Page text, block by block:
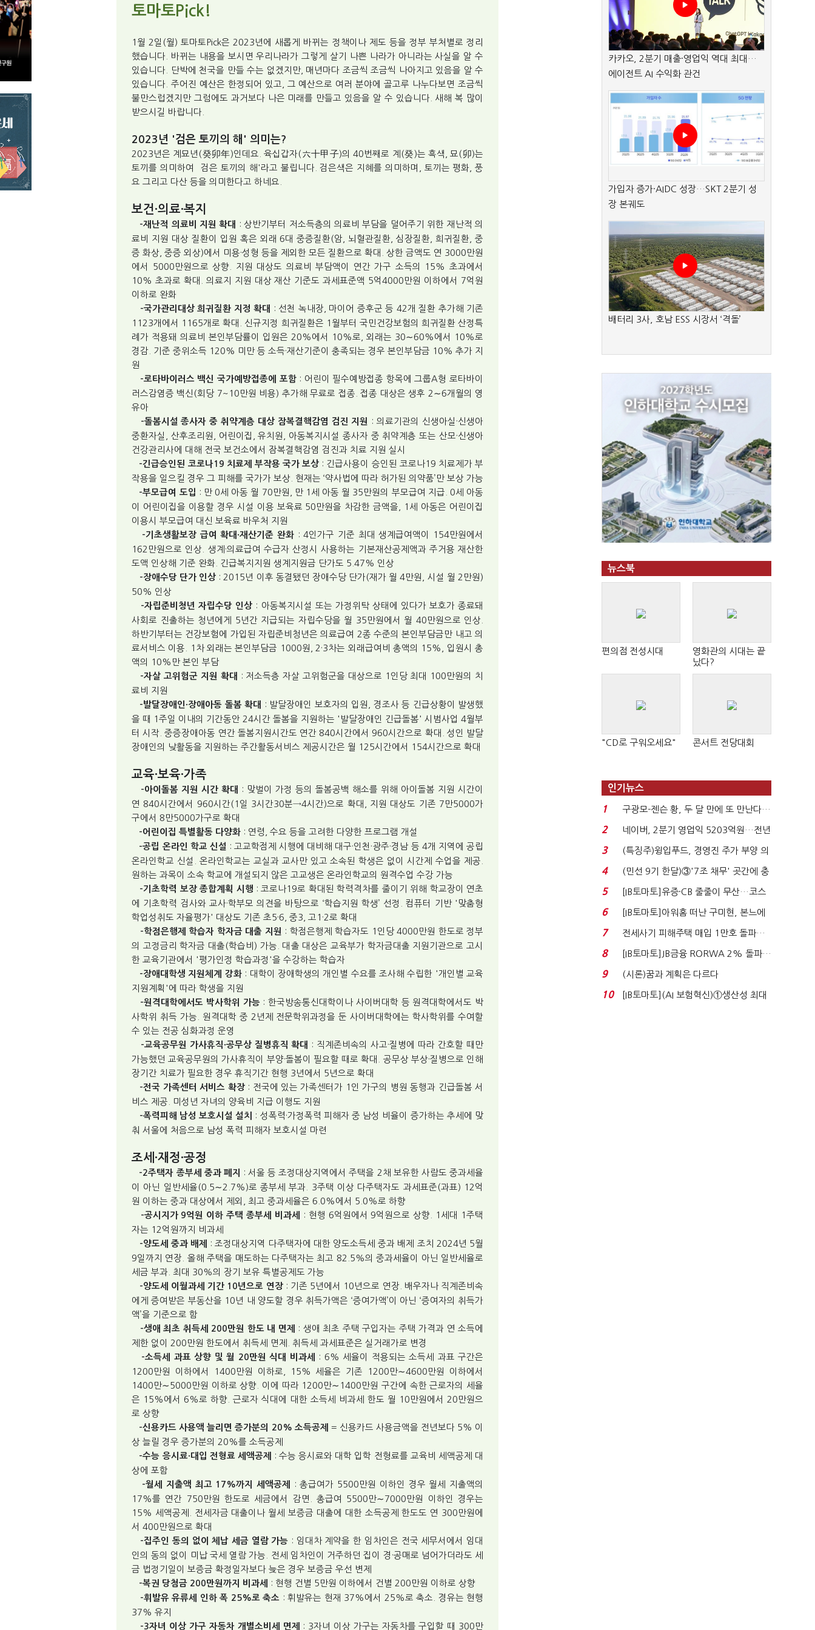
토마토Pick!
1월 2일(월) 토마토Pick은 2023년에 새롭게 바뀌는 정책이나 제도 등을 정부 부처별로 정리
했습니다. 바뀌는 내용을 보시면 우리나라가 그렇게 살기 나쁜 나라가 아니라는 사실을 알 수
있습니다. 단박에 천국을 만들 수는 없겠지만, 매년마다 조금씩 조금씩 나아지고 있음을 알 수
있습니다. 주어진 예산은 한정되어 있고, 그 예산으로 여러 분야에 골고루 나누다보면 조금씩
불만스럽겠지만 그럼에도 과거보다 나은 미래를 만들고 있음을 알 수 있습니다. 새해 복 많이
받으시길 바랍니다.
2023년 '검은 토끼의 해' 의미는?
2023년은 계묘년(癸卯年)인데요. 육십갑자(六十甲子)의 40번째로 계(癸)는 흑색, 묘(卯)는
토끼를 의미하여 `검은 토끼의 해'라고 불립니다. 검은색은 지혜를 의미하며, 토끼는 평화, 풍
요 그리고 다산 등을 의미한다고 하네요.
보건·의료·복지
-재난적 의료비 지원 확대
: 상반기부터 저소득층의 의료비 부담을 덜어주기 위한 재난적 의
료비 지원 대상 질환이 입원 혹은 외래 6대 중증질환(암, 뇌혈관질환, 심장질환, 희귀질환, 중
증 화상, 중증 외상)에서 미용·성형 등을 제외한 모든 질환으로 확대. 상한 금액도 연 3000만원
에서 5000만원으로 상향. 지원 대상도 의료비 부담액이 연간 가구 소득의 15% 초과에서
10% 초과로 확대. 의료지 지원 대상 재산 기준도 과세표준액 5억4000만원 이하에서 7억원
이하로 완화
-국가관리대상 희귀질환 지정 확대
: 선천 녹내장, 마이어 증후군 등 42개 질환 추가해 기존
1123개에서 1165개로 확대. 신규지정 희귀질환은 1월부터 국민건강보험의 희귀질환 산정특
례가 적용돼 의료비 본인부담률이 입원은 20%에서 10%로, 외래는 30∼60%에서 10%로
경감. 기준 중위소득 120% 미만 등 소득·재산기준이 충족되는 경우 본인부담금 10% 추가 지
원
-로타바이러스 백신 국가예방접종에 포함: 어린이 필수예방접종 항목에 그룹A형 로타바이
러스감염증 백신(회당 7~10만원 비용) 추가해 무료로 접종. 접종 대상은 생후 2∼6개월의 영
유아
-돌봄시설 종사자 중 취약계층 대상 잠복결핵감염 검진 지원
: 의료기관의 신생아실·신생아
중환자실, 산후조리원, 어린이집, 유치원, 아동복지시설 종사자 중 취약계층 또는 산모·신생아
건강관리사에 대해 전국 보건소에서 잠복결핵감염 검진과 치료 지원 실시
-긴급승인된 코로나19 치료제 부작용 국가 보상 : 긴급사용이 승인된 코로나19 치료제가 부
작용을 일으킬 경우 그 피해를 국가가 보상. 현재는 ‘약사법에 따라 허가된 의약품’만 보상 가능
-부모급여 도입 : 만 0세 아동 월 70만원, 만 1세 아동 월 35만원의 부모급여 지급. 0세 아동
이 어린이집을 이용할 경우 시설 이용 보육료 50만원을 차감한 금액을, 1세 아동은 어린이집
이용시 부모급여 대신 보육료 바우처 지원
-기초생활보장 급여 확대·재산기준 완화 : 4인가구 기준 최대 생계급여액이 154만원에서
162만원으로 인상. 생계·의료급여 수급자 산정시 사용하는 기본재산공제액과 주거용 재산한
도액 인상해 기준 완화. 긴급복지지원 생계지원금 단가도 5.47% 인상
-장애수당 단가 인상: 2015년 이후 동결됐던 장애수당 단가(재가 월 4만원, 시설 월 2만원)
50% 인상
-자립준비청년 자립수당 인상 : 아동복지시설 또는 가정위탁 상태에 있다가 보호가 종료돼
사회로 진출하는 청년에게 5년간 지급되는 자립수당을 월 35만원에서 월 40만원으로 인상.
하반기부터는 건강보험에 가입된 자립준비청년은 의료급여 2종 수준의 본인부담금만 내고 의
료서비스 이용. 1차 외래는 본인부담금 1000원, 2·3차는 외래급여비 총액의 15%, 입원시 총
액의 10%만 본인 부담
-자살 고위험군 지원 확대
: 저소득층 자살 고위험군을 대상으로 1인당 최대 100만원의 치
료비 지원
-발달장애인·장애아동 돌봄 확대
: 발달장애인 보호자의 입원, 경조사 등 긴급상황이 발생했
을 때 1주일 이내의 기간동안 24시간 돌봄을 지원하는 '발달장애인 긴급돌봄' 시범사업 4월부
터 시작. 중증장애아동 연간 돌봄지원시간도 연간 840시간에서 960시간으로 확대. 성인 발달
장애인의 낮활동을 지원하는 주간활동서비스 제공시간은 월 125시간에서 154시간으로 확대
교육·보육·가족
-아이돌봄 지원 시간 확대
: 맞벌이 가정 등의 돌봄공백 해소를 위해 아이돌봄 지원 시간이
연 840시간에서 960시간(1일 3시간30분→4시간)으로 확대, 지원 대상도 기존 7만5000가
구에서 8만5000가구로 확대
-어린이집 특별활동 다양화 : 연령, 수요 등을 고려한 다양한 프로그램 개설
-공립 온라인 학교 신설 : 고교학점제 시행에 대비해 대구·인천·광주·경남 등 4개 지역에 공립
온라인학교 신설. 온라인학교는 교실과 교사만 있고 소속된 학생은 없이 시간제 수업을 제공.
원하는 과목이 소속 학교에 개설되지 않은 고교생은 온라인학교의 원격수업 수강 가능
-기초학력 보장 종합계획 시행 : 코로나19로 확대된 학력격차를 줄이기 위해 학교장이 연초
에 기초학력 검사와 교사·학부모 의견을 바탕으로 ‘학습지원 학생’ 선정. 컴퓨터 기반 '맞춤형
학업성취도 자율평가' 대상도 기존 초5·6, 중3, 고1·2로 확대
-학점은행제 학습자 학자금 대출 지원
: 학점은행제 학습자도 1인당 4000만원 한도로 정부
의 고정금리 학자금 대출(학습비) 가능. 대출 대상은 교육부가 학자금대출 지원기관으로 고시
한 교육기관에서 '평가인정 학습과정'을 수강하는 학습자
-장애대학생 지원체계 강화 : 대학이 장애학생의 개인별 수요를 조사해 수립한 '개인별 교육
지원계획'에 따라 학생을 지원
-원격대학에서도 박사학위 가능: 한국방송통신대학이나 사이버대학 등 원격대학에서도 박
사학위 취득 가능. 원격대학 중 2년제 전문학위과정을 둔 사이버대학에는 학사학위를 수여할
수 있는 전공 심화과정 운영
-교육공무원 가사휴직·공무상 질병휴직 확대
: 직계존비속의 사고·질병에 따라 간호할 때만
가능했던 교육공무원의 가사휴직이 부양·돌봄이 필요할 때로 확대. 공무상 부상·질병으로 인해
장기간 치료가 필요한 경우 휴직기간 현행 3년에서 5년으로 확대
-전국 가족센터 서비스 확장: 전국에 있는 가족센터가 1인 가구의 병원 동행과 긴급돌봄 서
비스 제공. 미성년 자녀의 양육비 지급 이행도 지원
-폭력피해 남성 보호시설 설치
: 성폭력·가정폭력 피해자 중 남성 비율이 증가하는 추세에 맞
춰 서울에 처음으로 남성 폭력 피해자 보호시설 마련
조세·재정·공정
-2주택자 종부세 중과 폐지
: 서울 등 조정대상지역에서 주택을 2채 보유한 사람도 중과세율
이 아닌 일반세율(0.5∼2.7%)로 종부세 부과. 3주택 이상 다주택자도 과세표준(과표) 12억
원 이하는 중과 대상에서 제외, 최고 중과세율은 6.0%에서 5.0%로 하향
-공시지가 9억원 이하 주택 종부세 비과세
: 현행 6억원에서 9억원으로 상향. 1세대 1주택
자는 12억원까지 비과세
-양도세 중과 배제
: 조정대상지역 다주택자에 대한 양도소득세 중과 배제 조치 2024년 5월
9일까지 연장. 올해 주택을 매도하는 다주택자는 최고 82.5%의 중과세율이 아닌 일반세율로
세금 부과. 최대 30%의 장기 보유 특별공제도 가능
-양도세 이월과세 기간 10년으로 연장: 기존 5년에서 10년으로 연장. 배우자나 직계존비속
에게 증여받은 부동산을 10년 내 양도할 경우 취득가액은 ‘증여가액’이 아닌 ‘증여자의 취득가
액’을 기준으로 함
-생애 최초 취득세 200만원 한도 내 면제
: 생애 최초 주택 구입자는 주택 가격과 연 소득에
제한 없이 200만원 한도에서 취득세 면제. 취득세 과세표준은 실거래가로 변경
-소득세 과표 상향 및 월 20만원 식대 비과세
: 6% 세율이 적용되는 소득세 과표 구간은
1200만원 이하에서 1400만원 이하로, 15% 세율은 기존 1200만∼4600만원 이하에서
1400만∼5000만원 이하로 상향. 이에 따라 1200만∼1400만원 구간에 속한 근로자의 세율
은 15%에서 6%로 하향. 근로자 식대에 대한 소득세 비과세 한도 월 10만원에서 20만원으
로 상향
-신용카드 사용액 늘리면 증가분의 20% 소득공제
= 신용카드 사용금액을 전년보다 5% 이
상 늘릴 경우 증가분의 20%를 소득공제
-수능 응시료·대입 전형료 세액공제
: 수능 응시료와 대학 입학 전형료를 교육비 세액공제 대
상에 포함
-월세 지출액 최고 17%까지 세액공제
: 총급여가 5500만원 이하인 경우 월세 지출액의
17%를 연간 750만원 한도로 세금에서 감면. 총급여 5500만∼7000만원 이하인 경우는
15% 세액공제. 전세자금 대출이나 월세 보증금 대출에 대한 소득공제 한도도 연 300만원에
서 400만원으로 확대
-집주인 동의 없이 체납 세금 열람 가능 : 임대차 계약을 한 임차인은 전국 세무서에서 임대
인의 동의 없이 미납 국세 열람 가능. 전세 임차인이 거주하던 집이 경·공매로 넘어가더라도 세
금 법정기일이 보증금 확정일자보다 늦은 경우 보증금 우선 변제
-복권 당첨금 200만원까지 비과세 : 현행 건별 5만원 이하에서 건별 200만원 이하로 상향
-휘발유 유류세 인하 폭 25%로 축소 : 휘발유는 현재 37%에서 25%로 축소. 경유는 현행
37% 유지
-3자녀 이상 가구 자동차 개별소비세 면제 : 3자녀 이상 가구는 자동차를 구입할 때 300만
카카오, 2분기 매출·영업익 역대 최대…
에이전트 AI 수익화 관건
가입자 증가·AIDC 성장…SKT 2분기 성
장 본궤도
배터리 3사, 호남 ESS 시장서 ‘격돌’
뉴스북
편의점 전성시대
영화관의 시대는 끝
났다?
"CD로 구워오세요" 콘서트 전당대회
인기뉴스
1
구광모-젠슨 황, 두 달 만에 또 만난다…
로봇·AI 등 논...
2
네이버, 2분기 영업익 5203억원…전년
비 0.2% 감소...
3
(특징주)윙입푸드, 경영진 주가 부양 의
지에 상한가...
4
(민선 9기 한달)③'7조 채무' 곳간에 충
격…추미애, 20년...
5
[IB토마토]유증·CB 줄줄이 무산…코스
닥 벌점 급증에 ...
6
[IB토마토]아워홈 떠난 구미현, 본느에
340억 베팅…가...
7
전세사기 피해주택 매입 1만호 돌파…
누적 피해자 4만2...
8
[IB토마토]JB금융 RORWA 2% 돌파…
실적 견인은 은행 ...
9 (시론)꿈과 계획은 다르다
10
[IB토마토](AI 보험혁신)①생산성 최대